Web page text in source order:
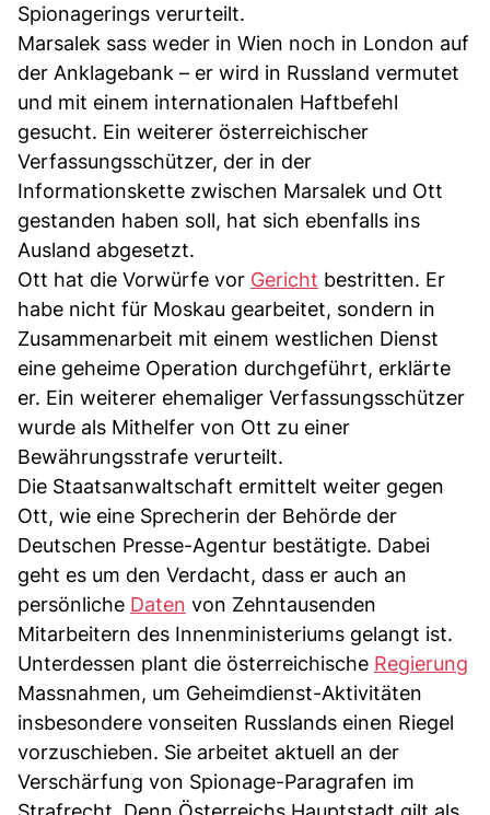
Spionagerings verurteilt.
Marsalek sass weder in Wien noch in London auf
der Anklagebank – er wird in Russland vermutet
und mit einem internationalen Haftbefehl
gesucht. Ein weiterer österreichischer
Verfassungsschützer, der in der
Informationskette zwischen Marsalek und Ott
gestanden haben soll, hat sich ebenfalls ins
Ausland abgesetzt.
Ott hat die Vorwürfe vor Gericht bestritten. Er
habe nicht für Moskau gearbeitet, sondern in
Zusammenarbeit mit einem westlichen Dienst
eine geheime Operation durchgeführt, erklärte
er. Ein weiterer ehemaliger Verfassungsschützer
wurde als Mithelfer von Ott zu einer
Bewährungsstrafe verurteilt.
Die Staatsanwaltschaft ermittelt weiter gegen
Ott, wie eine Sprecherin der Behörde der
Deutschen Presse-Agentur bestätigte. Dabei
geht es um den Verdacht, dass er auch an
persönliche Daten von Zehntausenden
Mitarbeitern des Innenministeriums gelangt ist.
Unterdessen plant die österreichische Regierung
Massnahmen, um Geheimdienst-Aktivitäten
insbesondere vonseiten Russlands einen Riegel
vorzuschieben. Sie arbeitet aktuell an der
Verschärfung von Spionage-Paragrafen im